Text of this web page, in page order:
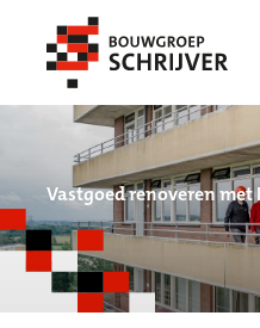
Vastgoed renoveren met